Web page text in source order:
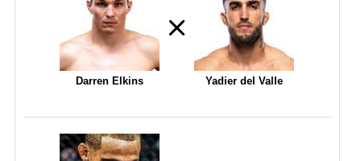
Darren Elkins Yadier del Valle